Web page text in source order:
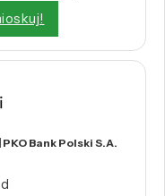
Bank Polski S.A.